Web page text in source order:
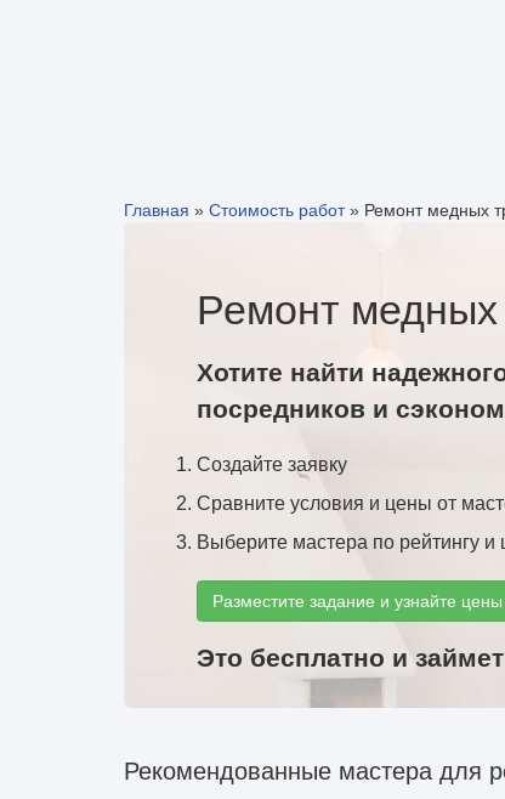
Главная » Стоимость работ» Ремонт медных
Ремонт медных
Хотите найти
посредников и
Создайте заявку
Сравните условия и цены от
Выберите мастера по рейтингу и
Разместите задание и узнайте цены
Это бесплатно и
Рекомендованные мастера для